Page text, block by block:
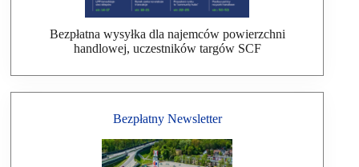
Bezpłatna wysyłka dla najemców powierzchni
handlowej, uczestników targów SCF
Bezpłatny Newsletter